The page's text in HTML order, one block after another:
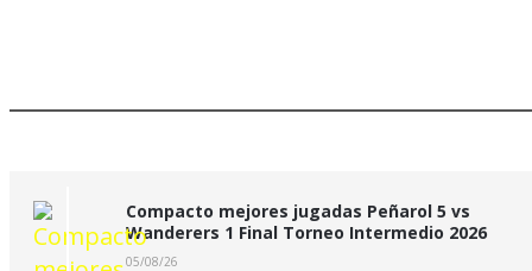
Compacto mejores jugadas Peñarol 5 vs
Wanderers 1 Final Torneo Intermedio 2026
05/08/26